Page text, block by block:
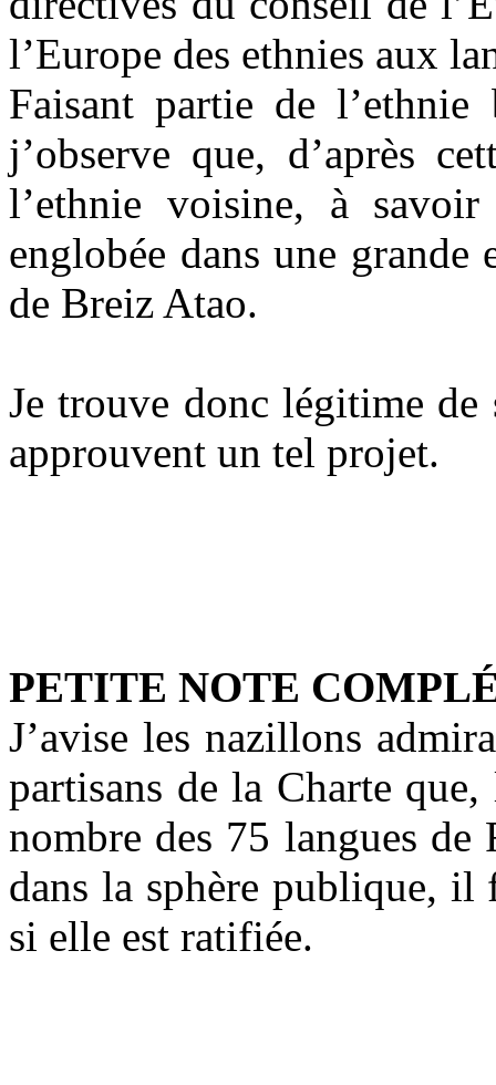
l’Europe des ethnies aux
Faisant partie de
j’observe que, d’après
l’ethnie voisine, à
englobée dans une
de Breiz Atao.
Je trouve donc légitime de
approuvent un tel projet.
PETITE NOTE
J’avise les nazillons
partisans de la Charte
nombre des 75 langues de
dans la sphère publique, il
si elle est ratifiée.